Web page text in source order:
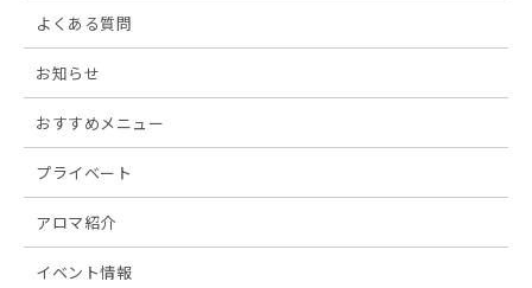
よくある質問
お知らせ
おすすめメニュー
プライベート
アロマ紹介
イベント情報